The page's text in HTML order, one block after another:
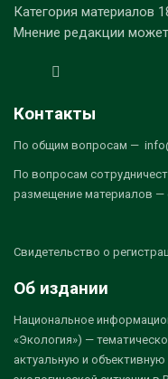
Категория материалов
Мнение редакции
Контакты
По общим вопросам —
По вопросам
размещение материалов —
Свидетельство о
Об издании
Национальное
«Экология») —
актуальную и